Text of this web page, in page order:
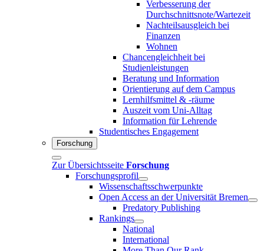
Verbesserung der
Durchschnittsnote/Wartezeit
Nachteilsausgleich bei
Finanzen
Wohnen
Chancengleichheit bei
Studienleistungen
Beratung und Information
Orientierung auf dem Campus
Lernhilfsmittel & -räume
Auszeit vom Uni-Alltag
Information für Lehrende
Studentisches Engagement
Forschung
Zur Übersichtsseite Forschung
Forschungsprofil
Wissenschaftsschwerpunkte
Open Access an der Universität Bremen
Predatory Publishing
Rankings
National
International